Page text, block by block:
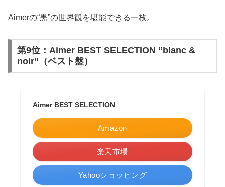
Aimerの“黒”の世界観を堪能できる一枚。
第9位：Aimer BEST SELECTION “blanc &
noir”（ベスト盤）
Aimer BEST SELECTION
Amazon
楽天市場
Yahooショッピング